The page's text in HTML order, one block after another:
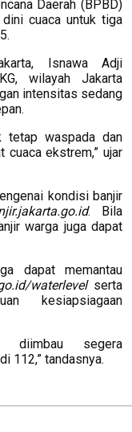
Daerah (BPBD)
dini cuaca untuk tiga
Isnawa Adji
wilayah Jakarta
intensitas sedang
tetap waspada dan
cuaca ekstrem,” ujar
kondisi banjir
. Bila
warga juga dapat
dapat memantau
waterlevelserta
kesiapsiagaan
diimbau segera
112,” tandasnya.